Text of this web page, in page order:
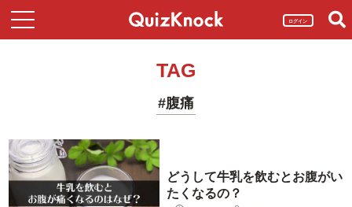
ログイン
TAG
#腹痛
どうして牛乳を飲むとお腹がい
たくなるの？